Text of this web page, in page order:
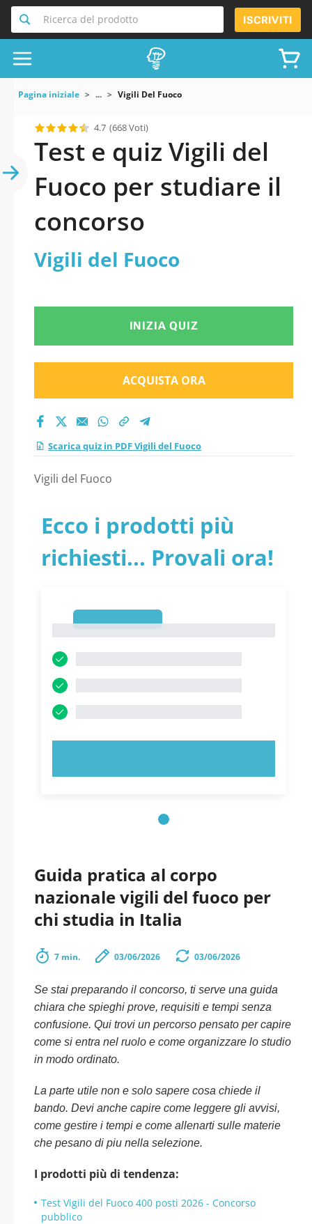
Ricerca del prodotto ISCRIVITI
Pagina iniziale ... Vigili Del Fuoco
4.7 (668 Voti)
Test e quiz Vigili del
Fuoco per studiare il
concorso
Vigili del Fuoco
INIZIA QUIZ
ACQUISTA ORA
Scarica quiz in PDF Vigili del Fuoco
Vigili del Fuoco
Ecco i prodotti più
richiesti... Provali ora!
Guida pratica al corpo
nazionale vigili del fuoco per
chi studia in Italia
7 min. 03/06/2026 03/06/2026
Se stai preparando il concorso, ti serve una guida
chiara che spieghi prove, requisiti e tempi senza
confusione. Qui trovi un percorso pensato per capire
come si entra nel ruolo e come organizzare lo studio
in modo ordinato.
La parte utile non e solo sapere cosa chiede il
bando. Devi anche capire come leggere gli avvisi,
come gestire i tempi e come allenarti sulle materie
che pesano di piu nella selezione.
I prodotti più di tendenza:
Test Vigili del Fuoco 400 posti 2026 - Concorso
pubblico